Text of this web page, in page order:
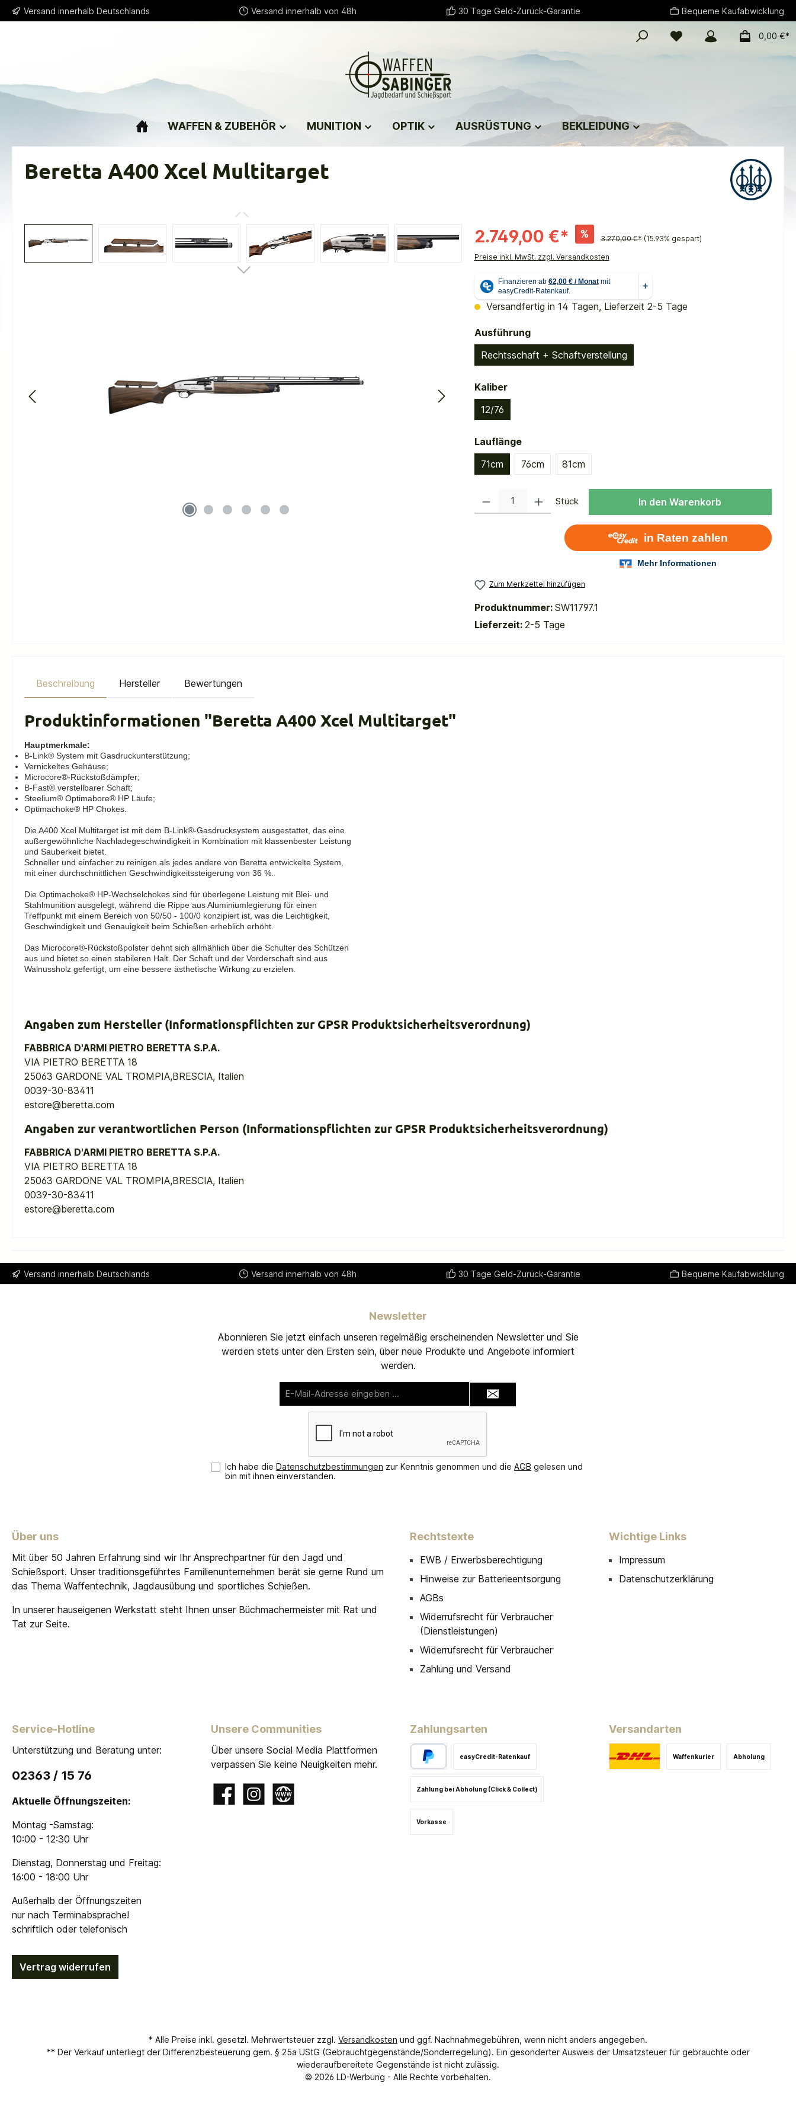
Zur Hauptnavigation springen
Versand innerhalb Deutschlands Versand innerhalb von 48h 30 Tage Geld-Zurück-Garantie Bequeme Kaufabwicklung
0,00 €*
WAFFEN & ZUBEHÖR MUNITION OPTIK AUSRÜSTUNG BEKLEIDUNG
Beretta A400 Xcel Multitarget
2.749,00 €* % 3.270,00 €* (15.93% gespart)
Preise inkl. MwSt. zzgl. Versandkosten
Versandfertig in 14 Tagen, Lieferzeit 2-5 Tage
Ausführungauswählen
Rechtsschaft + Schaftverstellung
Kaliberauswählen
12/76
Lauflängeauswählen
71cm
76cm 81cm
Stück In den Warenkorb
Zum Merkzettel hinzufügen
Produktnummer: SW11797.1
Lieferzeit: 2-5 Tage
Beschreibung Hersteller Bewertungen
Produktinformationen "Beretta A400 Xcel Multitarget"
Hauptmerkmale:
B-Link® System mit Gasdruckunterstützung;
Vernickeltes Gehäuse;
Microcore®-Rückstoßdämpfer;
B-Fast® verstellbarer Schaft;
Steelium® Optimabore® HP Läufe;
Optimachoke® HP Chokes.
Die A400 Xcel Multitarget ist mit dem B-Link®-Gasdrucksystem ausgestattet, das eine
außergewöhnliche Nachladegeschwindigkeit in Kombination mit klassenbester Leistung
und Sauberkeit bietet.
Schneller und einfacher zu reinigen als jedes andere von Beretta entwickelte System,
mit einer durchschnittlichen Geschwindigkeitssteigerung von 36 %.
Die Optimachoke® HP-Wechselchokes sind für überlegene Leistung mit Blei- und
Stahlmunition ausgelegt, während die Rippe aus Aluminiumlegierung für einen
Treffpunkt mit einem Bereich von 50/50 - 100/0 konzipiert ist, was die Leichtigkeit,
Geschwindigkeit und Genauigkeit beim Schießen erheblich erhöht.
Das Microcore®-Rückstoßpolster dehnt sich allmählich über die Schulter des Schützen
aus und bietet so einen stabileren Halt. Der Schaft und der Vorderschaft sind aus
Walnussholz gefertigt, um eine bessere ästhetische Wirkung zu erzielen.
Angaben zum Hersteller (Informationspflichten zur GPSR Produktsicherheitsverordnung)
FABBRICA D'ARMI PIETRO BERETTA S.P.A.
VIA PIETRO BERETTA 18
25063 GARDONE VAL TROMPIA,BRESCIA, Italien
0039-30-83411
estore@beretta.com
Angaben zur verantwortlichen Person (Informationspflichten zur GPSR Produktsicherheitsverordnung)
FABBRICA D'ARMI PIETRO BERETTA S.P.A.
VIA PIETRO BERETTA 18
25063 GARDONE VAL TROMPIA,BRESCIA, Italien
0039-30-83411
estore@beretta.com
Versand innerhalb Deutschlands Versand innerhalb von 48h 30 Tage Geld-Zurück-Garantie Bequeme Kaufabwicklung
Newsletter
Abonnieren Sie jetzt einfach unseren regelmäßig erscheinenden Newsletter und Sie
werden stets unter den Ersten sein, über neue Produkte und Angebote informiert
werden.
Mail-
Adresse*
Ich habe die Datenschutzbestimmungen zur Kenntnis genommen und die AGB gelesen und
bin mit ihnen einverstanden.
Über uns
Mit über 50 Jahren Erfahrung sind wir Ihr Ansprechpartner für den Jagd und
Schießsport. Unser traditionsgeführtes Familienunternehmen berät sie gerne Rund um
das Thema Waffentechnik, Jagdausübung und sportliches Schießen.
In unserer hauseigenen Werkstatt steht Ihnen unser Büchmachermeister mit Rat und
Tat zur Seite.
Rechtstexte
EWB / Erwerbsberechtigung
Hinweise zur Batterieentsorgung
AGBs
Widerrufsrecht für Verbraucher
(Dienstleistungen)
Widerrufsrecht für Verbraucher
Zahlung und Versand
Wichtige Links
Impressum
Datenschutzerklärung
Service-Hotline
Unterstützung und Beratung unter:
02363 / 15 76
Aktuelle Öffnungszeiten:
Montag -Samstag:
10:00 - 12:30 Uhr
Dienstag, Donnerstag und Freitag:
16:00 - 18:00 Uhr
Außerhalb der Öffnungszeiten
nur nach Terminabsprache!
schriftlich oder telefonisch
Vertrag widerrufen
Unsere Communities
Über unsere Social Media Plattformen
verpassen Sie keine Neuigkeiten mehr.
FacebookInstagramWebsite
Zahlungsarten
Vorkasse
easyCredit-Ratenkauf
Zahlung bei Abholung (Click & Collect)
Versandarten
Waffenkurier Abholung
* Alle Preise inkl. gesetzl. Mehrwertsteuer zzgl. Versandkosten und ggf. Nachnahmegebühren, wenn nicht anders angegeben.
** Der Verkauf unterliegt der Differenzbesteuerung gem. § 25a UStG (Gebrauchtgegenstände/Sonderregelung). Ein gesonderter Ausweis der Umsatzsteuer für gebrauchte oder
wiederaufbereitete Gegenstände ist nicht zulässig.
© 2026 LD-Werbung - Alle Rechte vorbehalten.